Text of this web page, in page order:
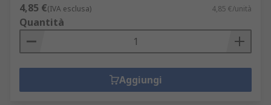
4,85 €(IVA esclusa) 4,85 €/unità
Quantità
Aggiungi